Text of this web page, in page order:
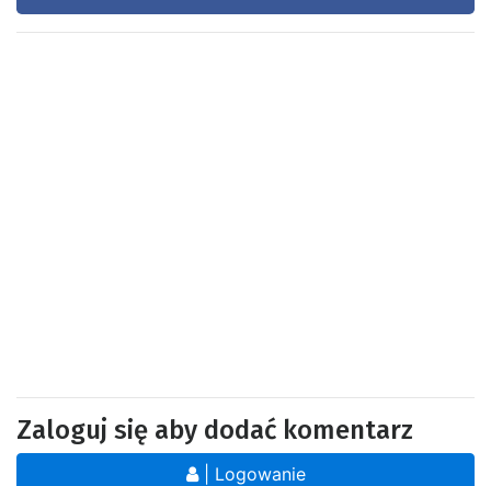
Zaloguj się aby dodać komentarz
| Logowanie